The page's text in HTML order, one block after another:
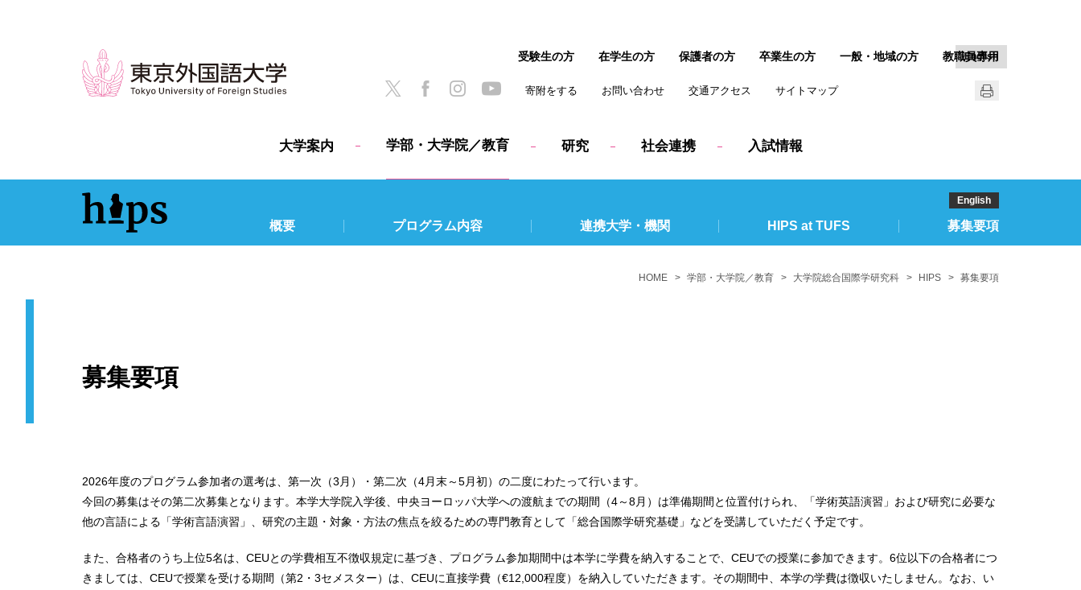
大学案内 学部・大学院／教育 研究 社会連携 入試情報
寄附をする お問い合わせ 交通アクセス サイトマップ
English
受験生の方 在学生の方 保護者の方 卒業生の方 一般・地域の方 教職員専用
概要 プログラム内容 連携大学・機関 HIPS at TUFS 募集要項
English
HOME 学部・大学院／教育 大学院総合国際学研究科 HIPS 募集要項
募集要項
2026年度のプログラム参加者の選考は、第一次（3月）・第二次（4月末～5月初）の二度にわたって行います。
今回の募集はその第二次募集となります。本学大学院入学後、中央ヨーロッパ大学への渡航までの期間（4～8月）は準備期間と位置付けられ、「学術英語演習」および研究に必要な
他の言語による「学術言語演習」、研究の主題・対象・方法の焦点を絞るための専門教育として「総合国際学研究基礎」などを受講していただく予定です。
また、合格者のうち上位5名は、CEUとの学費相互不徴収規定に基づき、プログラム参加期間中は本学に学費を納入することで、CEUでの授業に参加できます。6位以下の合格者につ
きましては、CEUで授業を受ける期間（第2・3セメスター）は、CEUに直接学費（€12,000程度）を納入していただきます。その期間中、本学の学費は徴収いたしません。なお、い